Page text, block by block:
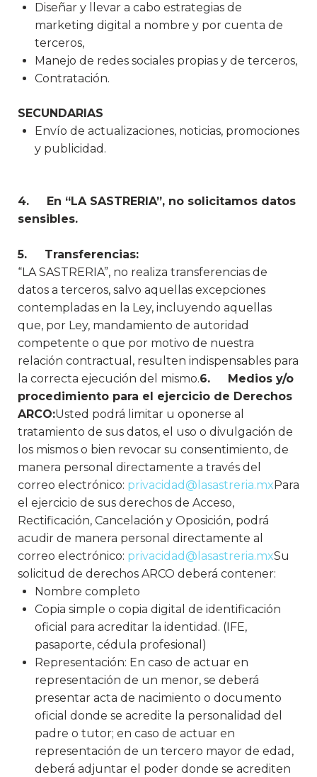
Diseñar y llevar a cabo estrategias de
marketing digital a nombre y por cuenta de
terceros,
Manejo de redes sociales propias y de terceros,
Contratación.
SECUNDARIAS
Envío de actualizaciones, noticias, promociones
y publicidad.
4. En “LA SASTRERIA”, no solicitamos datos
sensibles.
5. Transferencias:
“LA SASTRERIA”, no realiza transferencias de
datos a terceros, salvo aquellas excepciones
contempladas en la Ley, incluyendo aquellas
que, por Ley, mandamiento de autoridad
competente o que por motivo de nuestra
relación contractual, resulten indispensables para
la correcta ejecución del mismo.6. Medios y/o
procedimiento para el ejercicio de Derechos
ARCO:Usted podrá limitar u oponerse al
tratamiento de sus datos, el uso o divulgación de
los mismos o bien revocar su consentimiento, de
manera personal directamente a través del
correo electrónico: privacidad@lasastreria.mxPara
el ejercicio de sus derechos de Acceso,
Rectificación, Cancelación y Oposición, podrá
acudir de manera personal directamente al
correo electrónico: privacidad@lasastreria.mxSu
solicitud de derechos ARCO deberá contener:
Nombre completo
Copia simple o copia digital de identificación
oficial para acreditar la identidad. (IFE,
pasaporte, cédula profesional)
Representación: En caso de actuar en
representación de un menor, se deberá
presentar acta de nacimiento o documento
oficial donde se acredite la personalidad del
padre o tutor; en caso de actuar en
representación de un tercero mayor de edad,
deberá adjuntar el poder donde se acrediten